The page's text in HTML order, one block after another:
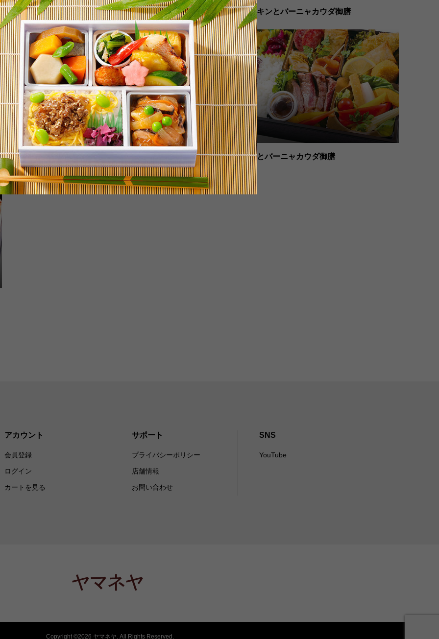
クラシック御膳 ローストチキンとバーニャカウダ御膳
小分け用ビニール袋 牛ステーキとバーニャカウダ御膳
アカウント
会員登録
ログイン
カートを見る
サポート
プライバシーポリシー
店舗情報
お問い合わせ
SNS
YouTube
Copyright ©2026 ヤマネヤ. All Rights Reserved.